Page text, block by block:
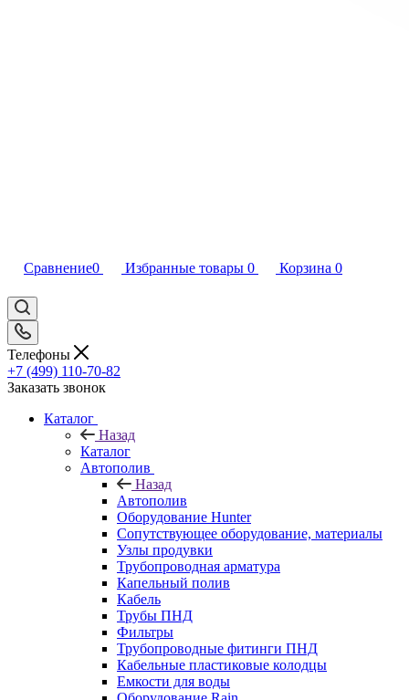
Сравнение0 Избранные товары 0 Корзина 0
Телефоны
+7 (499) 110-70-82
Заказать звонок
Каталог
Назад
Каталог
Автополив
Назад
Автополив
Оборудование Hunter
Сопутствующее оборудование, материалы
Узлы продувки
Трубопроводная арматура
Капельный полив
Кабель
Трубы ПНД
Фильтры
Трубопроводные фитинги ПНД
Кабельные пластиковые колодцы
Емкости для воды